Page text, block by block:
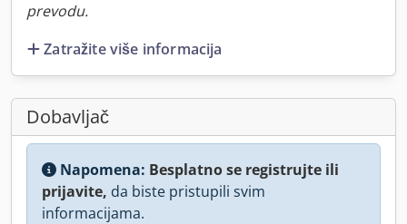
prevodu.
Zatražite više informacija
Dobavljač
Napomena: Besplatno se registrujte ili
prijavite, da biste pristupili svim
informacijama.